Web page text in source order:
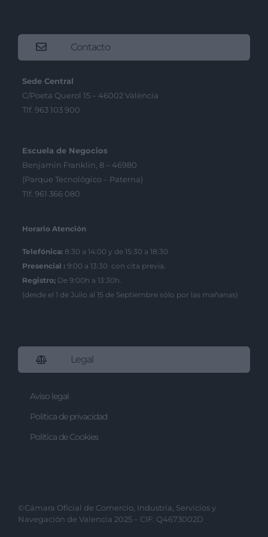
Contacto
Sede Central
C/Poeta Querol 15 – 46002 València
Tlf. 963 103 900
Escuela de Negocios
Benjamín Franklin, 8 – 46980
(Parque Tecnológico – Paterna)
Tlf. 961 366 080
Horario Atención
Telefónica: 8:30 a 14:00 y de 15:30 a 18:30
Presencial : 9:00 a 13:30 con cita previa.
Registro; De 9:00h a 13:30h.
(desde el 1 de Julio al 15 de Septiembre sólo por las mañanas)
Legal
Aviso legal
Política de privacidad
Política de Cookies
©Cámara Oficial de Comercio, Industria, Servicios y
Navegación de Valencia 2025 – CIF: Q4673002D